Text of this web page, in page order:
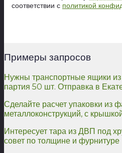
соответствии с политикой
Примеры запросов
Нужны транспортные ящики
партия 50 шт. Отправка в
Сделайте расчет упаковки из
металлоконструкций, с
Интересует тара из ДВП под
совет по толщине и фурнитуре